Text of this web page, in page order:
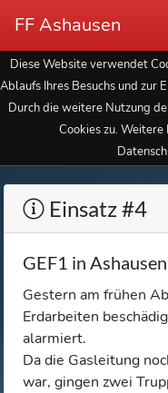
FF Ashausen
Diese Website verwendet
Ablaufs Ihres Besuchs und zur
Durch die weitere Nutzung
Cookies zu.
Einsatz #4
GEF1 in
Gestern am frühen
Erdarbeiten
alarmiert.
Da die Gasleitung
war, gingen zwei